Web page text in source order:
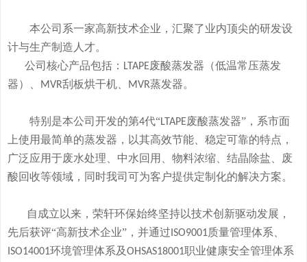
本公司系一家高新技术企业，汇聚了业内顶尖的研发设
计与生产制造人才。
公司核心产品包括： LTAPE废酸蒸发器 （低温常压蒸发
器）、
MVR刮板烘干机、 MVR蒸发器。
特别是本公司开发的第4代“LTAPE废酸蒸发器” ，系市面
上使用最简单的蒸发器， 以其高效节能、稳定可靠的特点，
广泛应用于废水处理、中水回用、物料浓缩、结晶除盐、废
酸回收等领域， 同时我司可为客户提供定制化的解决方案。
自成立以来，荣轩环保始终坚持以技术创新驱动发展，
先后获评“高新技术企业”，并通过 ISO9001质量管理体系、
ISO14001环境管理体系及OHSAS18001职业健康安全管理体系